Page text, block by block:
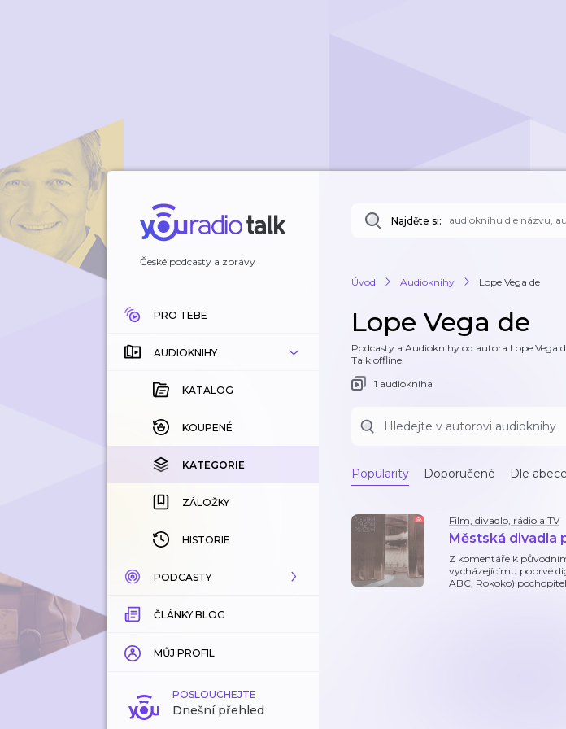
České podcasty a zprávy
PRO TEBE
AUDIOKNIHY
KATALOG
KOUPENÉ
KATEGORIE
ZÁLOŽKY
HISTORIE
PODCASTY
KATALOG
KATEGORIE
ZÁLOŽKY
ČLÁNKY BLOG
MŮJ PROFIL
POSLOUCHEJTE
Dnešní přehled
Najděte si:
Úvod Audioknihy Lope Vega de
Lope Vega de
Podcasty a Audioknihy od autora Lope Vega
Talk offline.
1 audiokniha
Popularity Doporučené Dle
Film, divadlo, rádio a TV
Městská divadla
Z komentáře k
vycházejícímu poprvé
ABC, Rokoko)